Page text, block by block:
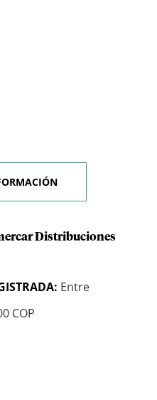
Distribuciones
Entre
COP